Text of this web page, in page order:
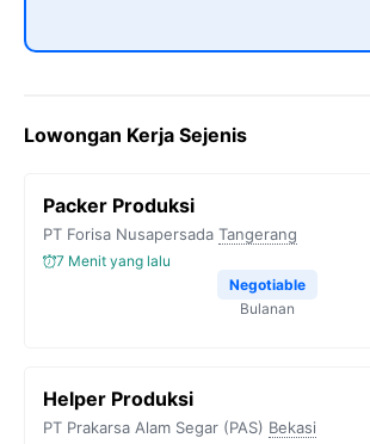
Lowongan Kerja Sejenis
Packer Produksi
PT Forisa Nusapersada Tangerang
7 Menit yang lalu
Negotiable
Bulanan
Helper Produksi
PT Prakarsa Alam Segar (PAS) Bekasi